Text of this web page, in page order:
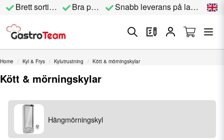
Brett sortiment Bra priser Snabb leverans på lagervara
Home Kyl & Frys Kylutrustning Kött & mörningskylar
Kött & mörningskylar
Hängmörningskyl